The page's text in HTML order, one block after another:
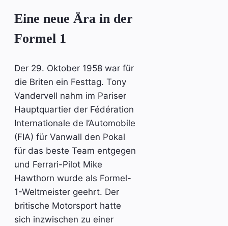
Eine neue Ära in der
Formel 1
Der 29. Oktober 1958 war für
die Briten ein Festtag. Tony
Vandervell nahm im Pariser
Hauptquartier der Fédération
Internationale de l’Automobile
(FIA) für Vanwall den Pokal
für das beste Team entgegen
und Ferrari-Pilot Mike
Hawthorn wurde als Formel-
1-Weltmeister geehrt. Der
britische Motorsport hatte
sich inzwischen zu einer